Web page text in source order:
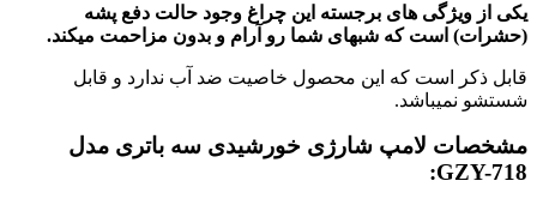
یکی از ویژگی های برجسته این چراغ وجود حالت دفع پشه
(حشرات) است که شبهای شما رو آرام و بدون مزاحمت میکند.
قابل ذکر است که این محصول خاصیت ضد آب ندارد و قابل
شستشو نمیباشد.
مشخصات لامپ شارژی خورشیدی سه باتری مدل
GZY-718: